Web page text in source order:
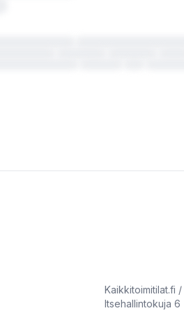
Kaikkitoimitilat.fi /
Itsehallintokuja 6